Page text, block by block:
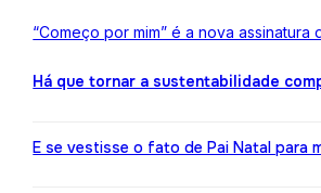
“Começo por mim” é a nova
Há que tornar a sustentabilidade
E se vestisse o fato de Pai Natal para